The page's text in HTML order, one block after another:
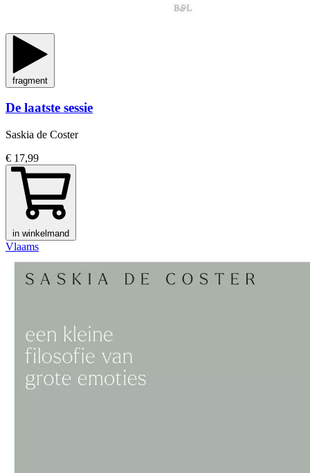
fragment
De laatste sessie
Saskia de Coster
€ 17,99
in winkelmand
Vlaams